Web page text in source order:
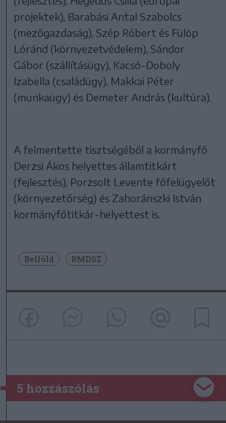
projektek), Barabási Antal Szabolcs
(mezőgazdaság), Szép Róbert és Fülöp
Lóránd (környezetvédelem), Sándor
Gábor (szállításügy), Kacsó-Doboly
Izabella (családügy), Makkai Péter
(munkaügy) és Demeter András (kultúra).
A felmentette tisztségéből a kormányfő
Derzsi Ákos helyettes államtitkárt
(fejlesztés), Porzsolt Levente főfelügyelőt
(környezetőrség) és Zahoránszki István
kormányfőtitkár-helyettest is.
Belföld RMDSZ
5 hozzászólás